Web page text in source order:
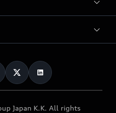
Japan K.K. All rights